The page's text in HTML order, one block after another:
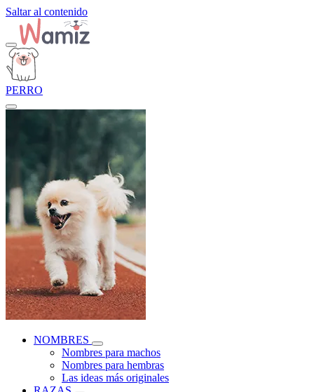
Saltar al contenido
PERRO
NOMBRES
Nombres para machos
Nombres para hembras
Las ideas más originales